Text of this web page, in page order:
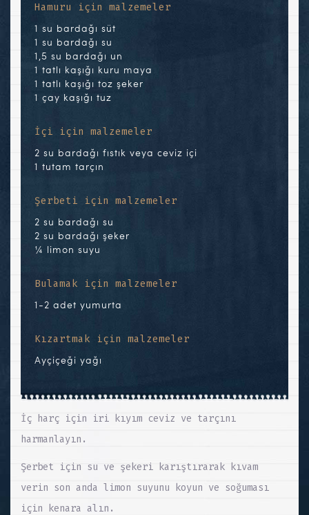
Hamuru için malzemeler
1 su bardağı süt
1 su bardağı su
1,5 su bardağı un
1 tatlı kaşığı kuru maya
1 tatlı kaşığı toz şeker
1 çay kaşığı tuz
İçi için malzemeler
2 su bardağı fıstık veya ceviz içi
1 tutam tarçın
Şerbeti için malzemeler
2 su bardağı su
2 su bardağı şeker
¼ limon suyu
Bulamak için malzemeler
1-2 adet yumurta
Kızartmak için malzemeler
Ayçiçeği yağı
İç harç için iri kıyım ceviz ve tarçını
harmanlayın.
Şerbet için su ve şekeri karıştırarak kıvam
verin son anda limon suyunu koyun ve soğuması
için kenara alın.